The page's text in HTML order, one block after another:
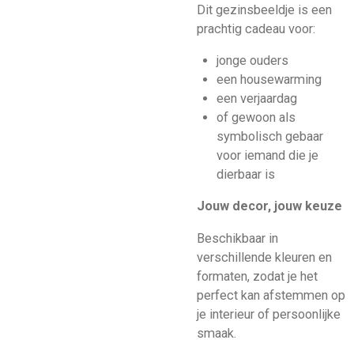
Dit gezinsbeeldje is een
prachtig cadeau voor:
jonge ouders
een housewarming
een verjaardag
of gewoon als
symbolisch gebaar
voor iemand die je
dierbaar is
Jouw decor, jouw keuze
Beschikbaar in
verschillende kleuren en
formaten, zodat je het
perfect kan afstemmen op
je interieur of persoonlijke
smaak.